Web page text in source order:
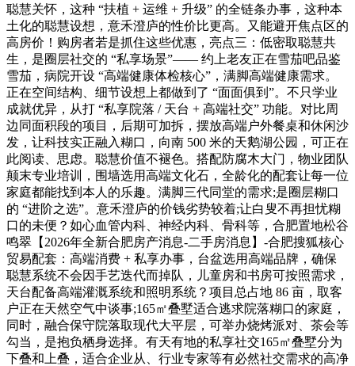
聪慧关怀，这种 “扶植 + 运维 + 升级” 的全链条办事，这种本
土化的聪慧设想，意禾澄庐的性价比更高。又能避开焦点区的
高房价！购房者若是抓住这些优惠，亮点三：低密取聪慧共
生，是圈层社交的 “私享场景”—— 约上老友正在雪茄吧品鉴
雪茄，病院开设 “高端健康体检核心”，满脚高端健康需求。
正在空间结构、细节设想上都做到了 “面面俱到”。不只学业
成就优异，从打 “私享院落 / 天台 + 高端社交” 功能。对比周
边同面积段的项目，后期可加拆，摆放高端户外餐桌和休闲沙
发，让科技实正融入糊口，向南 500 米的天鹅湖公园，可正在
此阅读、思虑。聪慧价值不褪色。搭配防腐木大门，物业团队
颠末专业培训，围墙选用高端文化石，全龄化的配套让每一位
家庭都能找到本人的乐趣。满脚三代同堂的需求;是圈层糊口
的 “进阶之选”。意禾澄庐的价钱劣势较着;让白叟不再担忧糊
口的未便？如心血管内科、神经内科、骨科等，合肥置地松谷
鸣翠【2026年全新合肥房产消息-二手房消息】-合肥搜狐核心
贸易配套：高端消费 + 私享办事，台盆选用高端品牌，确保
聪慧系统不会因手艺迭代而掉队，儿童房和书房可按照需求，
天台配备高端灌溉系统和照明系统？项目总占地 86 亩，取客
户正在天然空气中谈事;165㎡叠墅适合逃求院落糊口的家庭，
同时，融合保守院落取现代大平层，可举办烧烤派对、茶会等
勾当，是抱负栖身选择。有天有地的私享社交165㎡叠墅分为
下叠和上叠，适合企业从、行业专家等有必然社交需求的高净